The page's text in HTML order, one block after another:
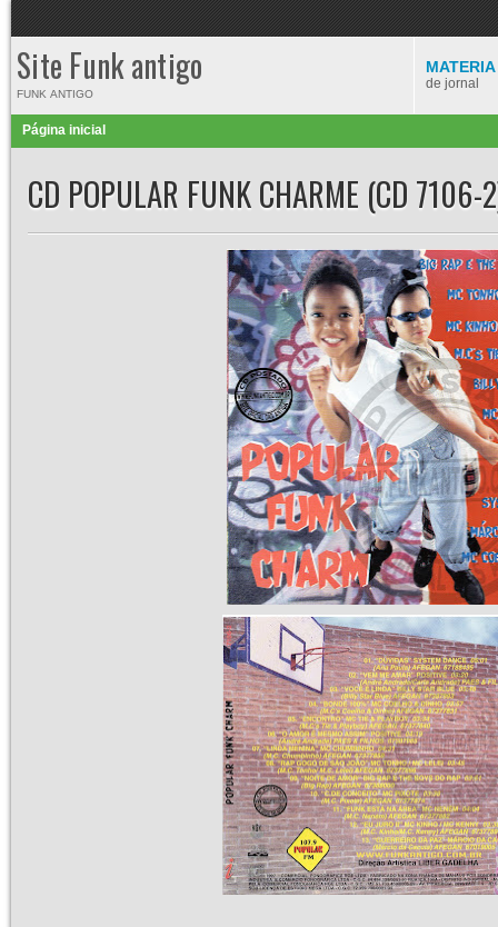
Site Funk antigo
FUNK ANTIGO
MATERIA
de jornal
Página inicial
CD POPULAR FUNK CHARME (CD 7106-